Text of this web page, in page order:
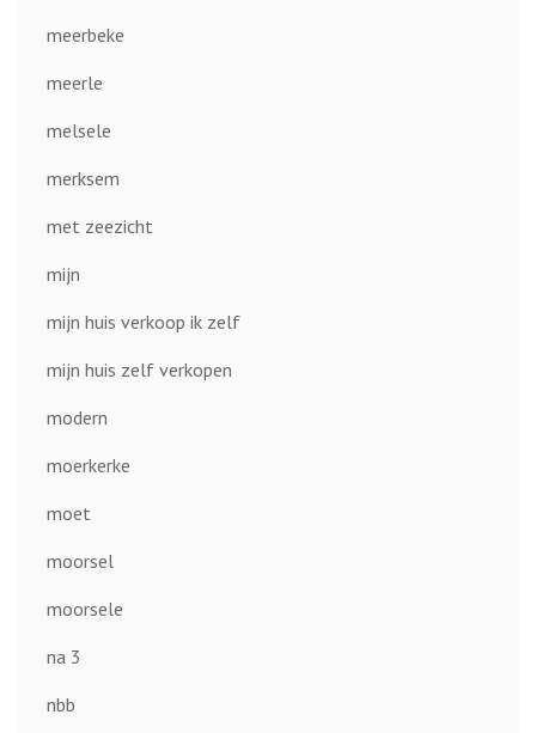
meerbeke
meerle
melsele
merksem
met zeezicht
mijn
mijn huis verkoop ik zelf
mijn huis zelf verkopen
modern
moerkerke
moet
moorsel
moorsele
na 3
nbb